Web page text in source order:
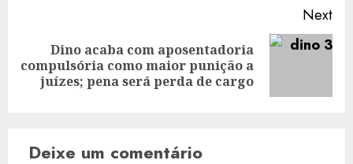
Next
Next
post:
Dino acaba com aposentadoria
compulsória como maior punição a
juízes; pena será perda de cargo
Deixe um comentário